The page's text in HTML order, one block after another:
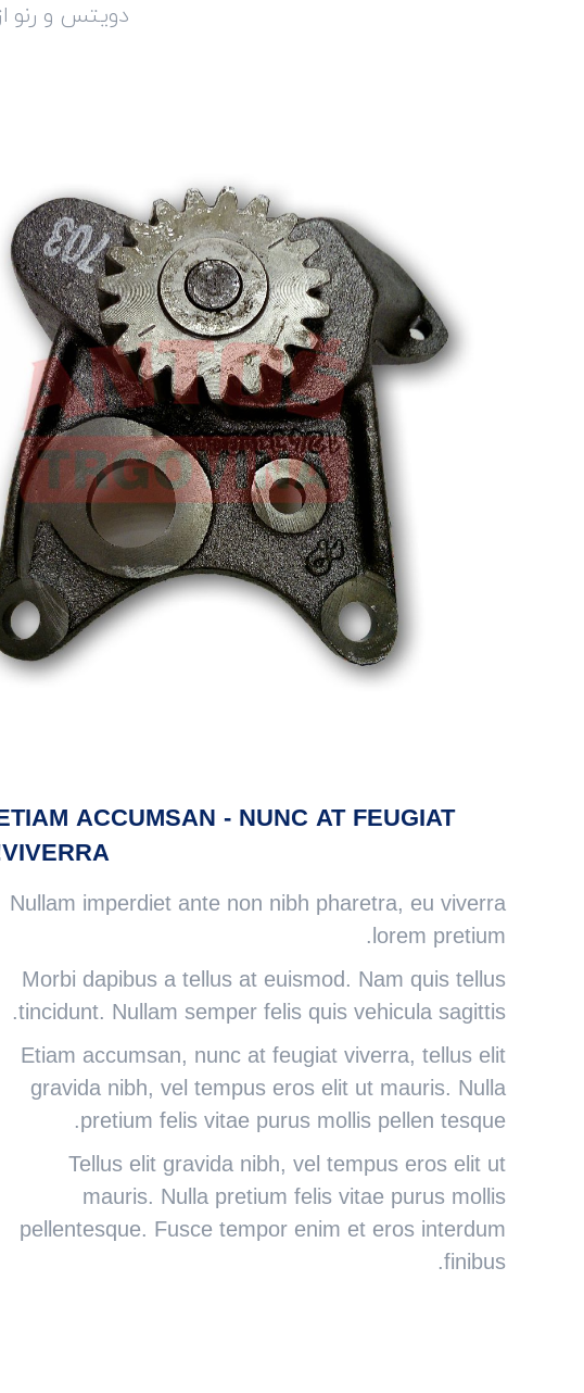
دویتس و رنو
ACCUMSAN - NUNC AT FEUGIAT
VIVERRA!
Nullam imperdiet ante non nibh pharetra, eu viverra
lorem pretium.
Morbi dapibus a tellus at euismod. Nam quis tellus
tincidunt. Nullam semper felis quis vehicula sagittis.
Etiam accumsan, nunc at feugiat viverra, tellus elit
gravida nibh, vel tempus eros elit ut mauris. Nulla
pretium felis vitae purus mollis pellen tesque.
Tellus elit gravida nibh, vel tempus eros elit ut
mauris. Nulla pretium felis vitae purus mollis
pellentesque. Fusce tempor enim et eros interdum
finibus.